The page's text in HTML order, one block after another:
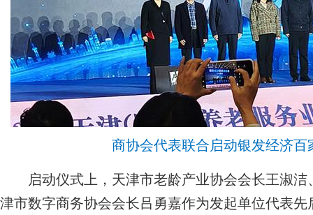
商协会代表联合启动银发经济百
启动仪式上，天津市老龄产业协会会长王淑洁
津市数字商务协会会长吕勇嘉作为发起单位代表